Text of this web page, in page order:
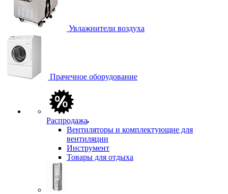
Увлажнители воздуха
Прачечное оборудование
Распродажа
Вентиляторы и комплектующие для
вентиляции
Инструмент
Товары для отдыха